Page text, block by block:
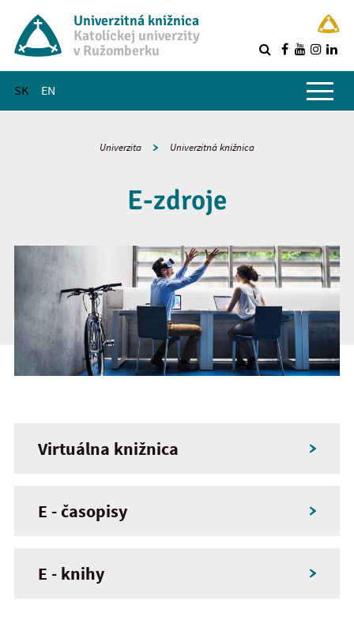
Univerzitná knižnica
Katolíckej univerzity
v Ružomberku
SK EN
Hlavné menu
Univerzita Univerzitná knižnica
E-zdroje
Virtuálna knižnica
E - časopisy
E - knihy